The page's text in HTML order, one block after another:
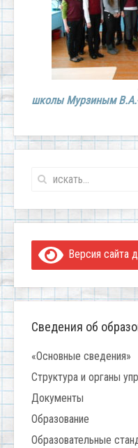
школы Мурзиным
Версия сайта
Сведения об
«Основные сведения»
Структура и органы
Документы
Образование
Образовательные